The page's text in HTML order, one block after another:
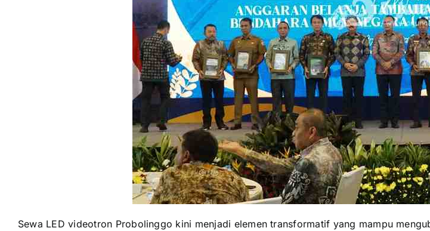
Sewa LED videotron Probolinggo kini menjadi elemen transformatif yang mampu